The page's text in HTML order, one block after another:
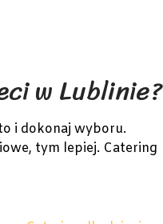
w Lublinie?
i dokonaj wyboru.
tym lepiej. Catering